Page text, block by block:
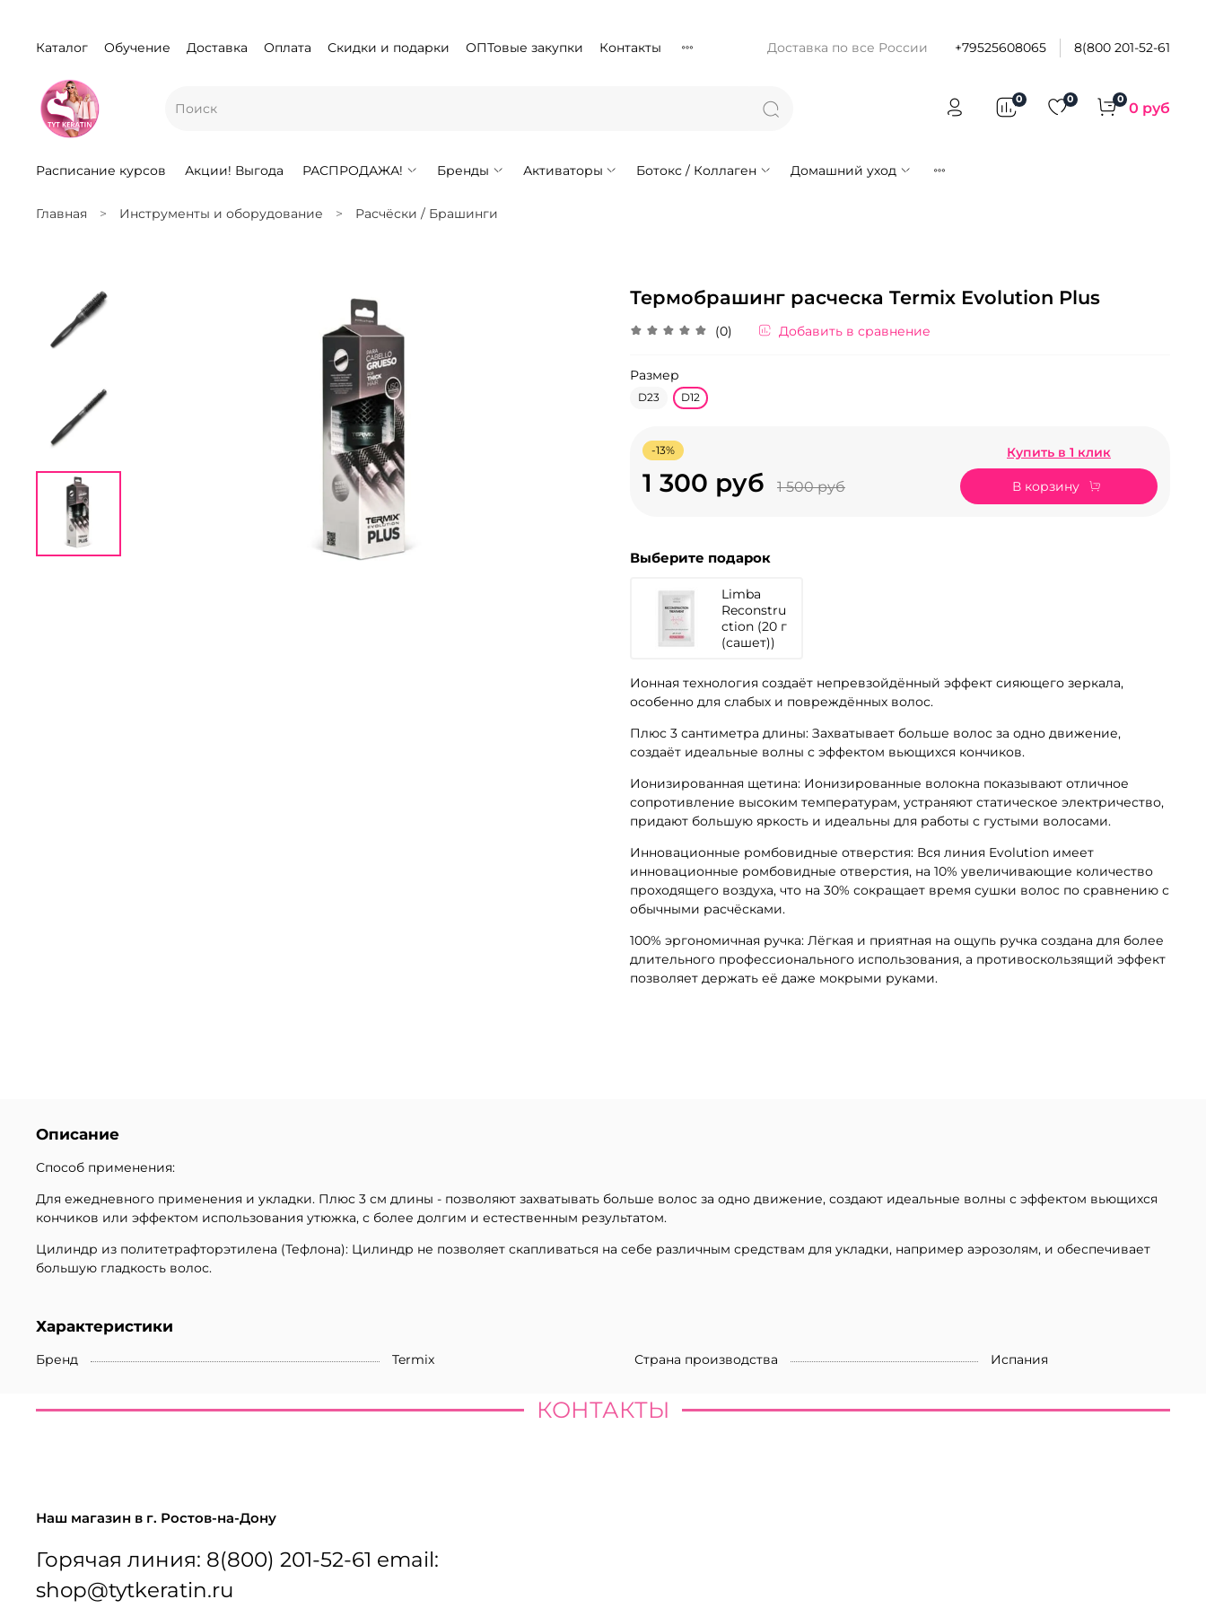
Каталог Обучение Доставка Оплата Скидки и подарки ОПТовые закупки Контакты Доставка по все России +79525608065 8(800 201-52-61
0 0 0 0 руб
Расписание курсов Акции! Выгода РАСПРОДАЖА! Бренды Активаторы Ботокс / Коллаген Домашний уход
Главная Инструменты и оборудование Расчёски / Брашинги
Термобрашинг расческа Termix Evolution Plus
(0) Добавить в сравнение
Размер
D23 D12
-13%
1 300 руб 1 500 руб
Купить в 1 клик
В корзину
Limba
Reconstru
ction (20 г
(сашет))
Выберите подарок
Ионная технология создаёт непревзойдённый эффект сияющего зеркала,
особенно для слабых и повреждённых волос.
Плюс 3 сантиметра длины: Захватывает больше волос за одно движение,
создаёт идеальные волны с эффектом вьющихся кончиков.
Ионизированная щетина: Ионизированные волокна показывают отличное
сопротивление высоким температурам, устраняют статическое электричество,
придают большую яркость и идеальны для работы с густыми волосами.
Инновационные ромбовидные отверстия: Вся линия Evolution имеет
инновационные ромбовидные отверстия, на 10% увеличивающие количество
проходящего воздуха, что на 30% сокращает время сушки волос по сравнению с
обычными расчёсками.
100% эргономичная ручка: Лёгкая и приятная на ощупь ручка создана для более
длительного профессионального использования, а противоскользящий эффект
позволяет держать её даже мокрыми руками.
Описание
Способ применения:
Для ежедневного применения и укладки. Плюс 3 см длины - позволяют захватывать больше волос за одно движение, создают идеальные волны с эффектом вьющихся
кончиков или эффектом использования утюжка, с более долгим и естественным результатом.
Цилиндр из политетрафторэтилена (Тефлона): Цилиндр не позволяет скапливаться на себе различным средствам для укладки, например аэрозолям, и обеспечивает
большую гладкость волос.
Характеристики
Бренд Termix Страна производства Испания
КОНТАКТЫ
Наш магазин в г. Ростов-на-Дону
Горячая линия: 8(800) 201-52-61 email:
shop@tytkeratin.ru